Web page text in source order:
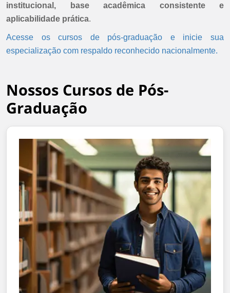
institucional, base acadêmica consistente e
aplicabilidade prática.
Acesse os cursos de pós-graduação e inicie sua
especialização com respaldo reconhecido nacionalmente.
Nossos Cursos de Pós-
Graduação